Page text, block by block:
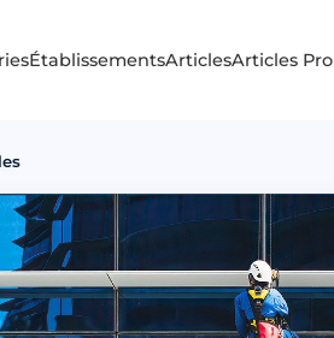
ÉtablissementsArticlesArticles Pro